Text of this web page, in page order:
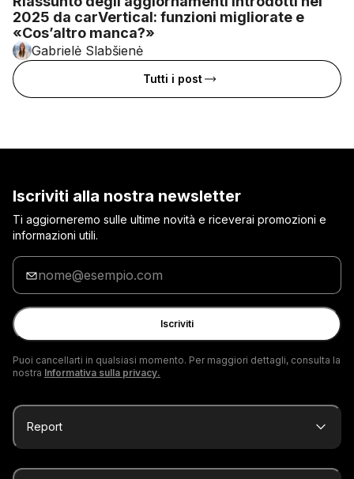
2025 da carVertical: funzioni migliorate e
«Cos’altro manca?»
Gabrielė Slabšienė
Tutti i post
Iscriviti alla nostra newsletter
Ti aggiorneremo sulle ultime novità e riceverai promozioni e
informazioni utili.
Inserisci
tua
e-
mail
Iscriviti
Puoi cancellarti in qualsiasi momento. Per maggiori dettagli, consulta la
nostra Informativa sulla privacy.
Report